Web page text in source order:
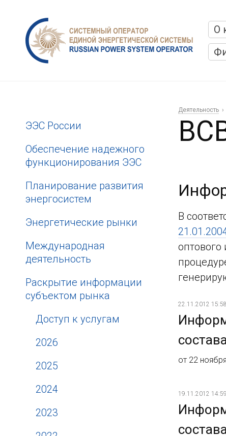
О
ЭЭС России
Обеспечение надежного
функционирования ЭЭС
Планирование развития
энергосистем
Энергетические рынки
Международная
деятельность
Раскрытие информации
субъектом рынка
Доступ к услугам
2026
2025
2024
2023
Деятельность
В
22.11.2012 15:58
от 22
19.11.2012 14:59